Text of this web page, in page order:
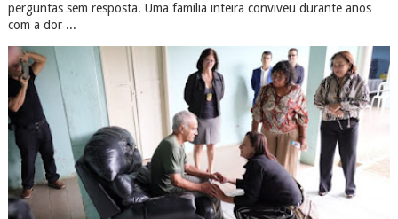
perguntas sem resposta. Uma família inteira conviveu durante anos
com a dor ...